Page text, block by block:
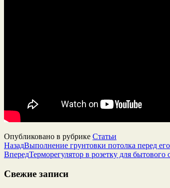
Опубликовано в рубрике Статьи
НазадВыполнение грунтовки потолка перед
ВпередТерморегулятор в розетку для
Свежие записи